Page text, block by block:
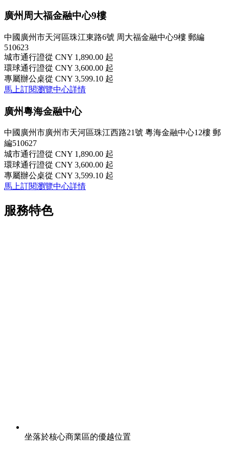
廣州周大福金融中心9樓
中國廣州市天河區珠江東路6號 周大福金融中心9樓 郵編
510623
城市通行證從 CNY 1,890.00 起
環球通行證從 CNY 3,600.00 起
專屬辦公桌從 CNY 3,599.10 起
馬上訂閱瀏覽中心詳情
廣州粵海金融中心
中國廣州市廣州市天河區珠江西路21號 粵海金融中心12樓 郵
編510627
城市通行證從 CNY 1,890.00 起
環球通行證從 CNY 3,600.00 起
專屬辦公桌從 CNY 3,599.10 起
馬上訂閱瀏覽中心詳情
服務特色
坐落於核心商業區的優越位置